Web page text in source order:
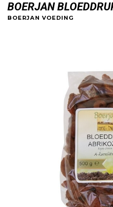
BOERJAN
BOERJAN VOEDING